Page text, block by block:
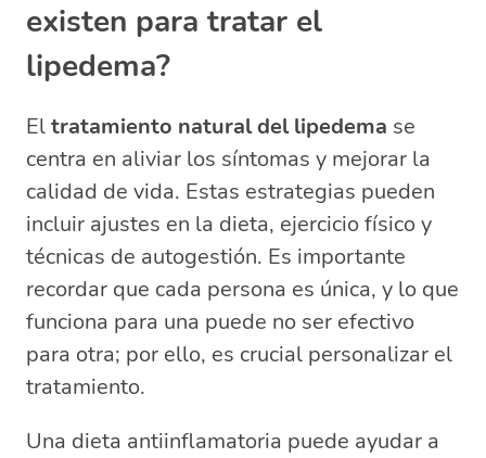
existen para tratar el
lipedema?
Eltratamiento natural del lipedema se
centra en aliviar los síntomas y mejorar la
calidad de vida. Estas estrategias pueden
incluir ajustes en la dieta, ejercicio físico y
técnicas de autogestión. Es importante
recordar que cada persona es única, y lo que
funciona para una puede no ser efectivo
para otra; por ello, es crucial personalizar el
tratamiento.
Una dieta antiinflamatoria puede ayudar a